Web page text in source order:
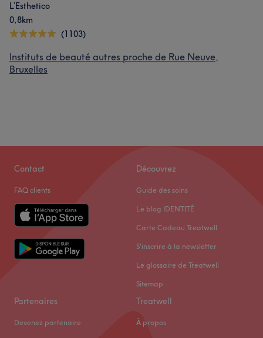
L’Esthetico
0,8km
(1103)
Instituts de beauté autres proche de Rue Neuve,
Bruxelles
Contact
FAQ clients
Découvrez
Guide des soins
Le blog IDENTITÉ
Carte Cadeau Treatwell
S'inscrire à la newsletter
Le glossaire de Treatwell
Sitemap
Partenaires
Devenez partenaire
Treatwell
À propos